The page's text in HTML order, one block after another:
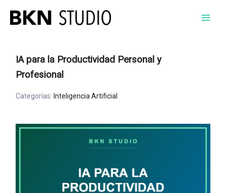
IA para la Productividad Personal y
Profesional
Categorías:Inteligencia Artificial